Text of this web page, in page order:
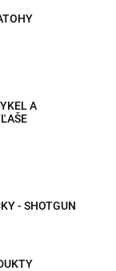
A
- SHOTGUN